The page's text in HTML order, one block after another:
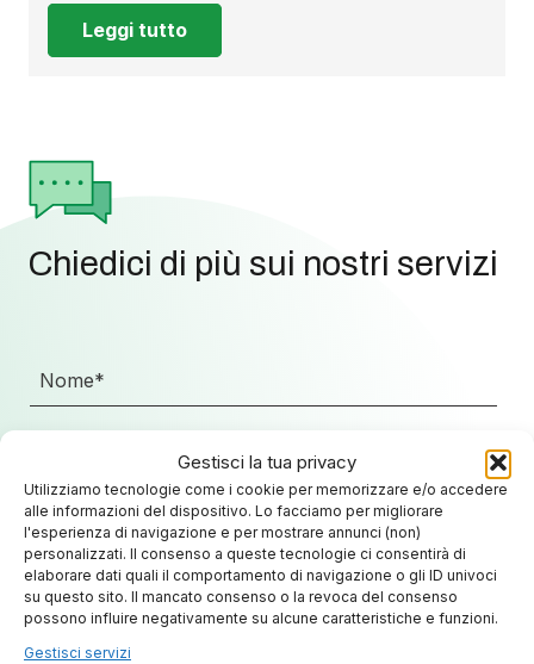
Gestisci la tua privacy
Utilizziamo tecnologie come i cookie per memorizzare e/o accedere
alle informazioni del dispositivo. Lo facciamo per migliorare
l'esperienza di navigazione e per mostrare annunci (non)
personalizzati. Il consenso a queste tecnologie ci consentirà di
elaborare dati quali il comportamento di navigazione o gli ID univoci
su questo sito. Il mancato consenso o la revoca del consenso
possono influire negativamente su alcune caratteristiche e funzioni.
Gestisci servizi
Leggi tutto
Chiedici di più sui nostri servizi